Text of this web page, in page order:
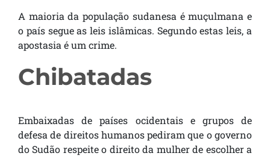
A maioria da população sudanesa é muçulmana e
o país segue as leis islâmicas. Segundo estas leis, a
apostasia é um crime.
Chibatadas
Embaixadas de países ocidentais e grupos de
defesa de direitos humanos pediram que o governo
do Sudão respeite o direito da mulher de escolher a